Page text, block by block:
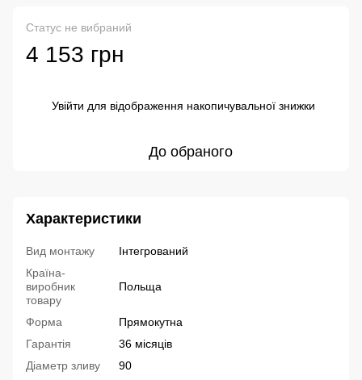
Статус не вибраний
4 153 грн
Увійти для відображення накопичувальної знижки
До обраного
Характеристики
Вид монтажу
Інтегрований
Країна-
виробник
товару
Польща
Форма
Прямокутна
Гарантія
36 місяців
Діаметр зливу
90